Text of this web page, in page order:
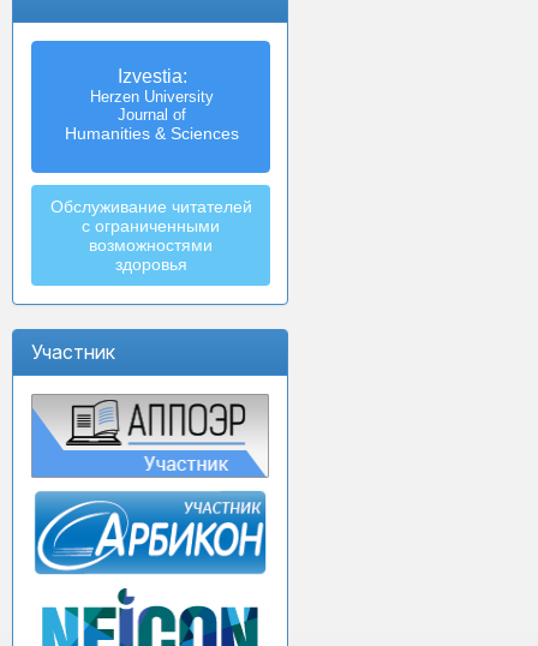
Izvestia:
Herzen University
Journal of
Humanities & Sciences
Обслуживание читателей
с ограниченными
возможностями
здоровья
Участник